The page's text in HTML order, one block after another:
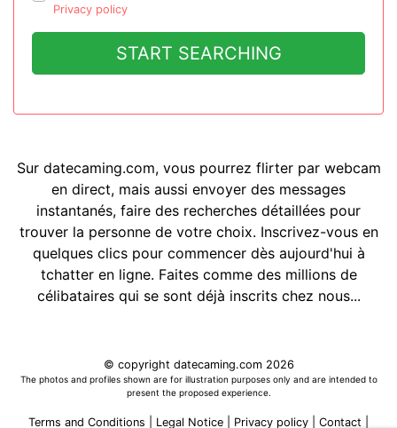
Privacy policy
START SEARCHING
Sur datecaming.com, vous pourrez flirter par webcam
en direct, mais aussi envoyer des messages
instantanés, faire des recherches détaillées pour
trouver la personne de votre choix. Inscrivez-vous en
quelques clics pour commencer dès aujourd'hui à
tchatter en ligne. Faites comme des millions de
célibataires qui se sont déjà inscrits chez nous...
© copyright datecaming.com 2026
The photos and profiles shown are for illustration purposes only and are intended to
present the proposed experience.
Terms and Conditions Legal Notice Privacy policy Contact